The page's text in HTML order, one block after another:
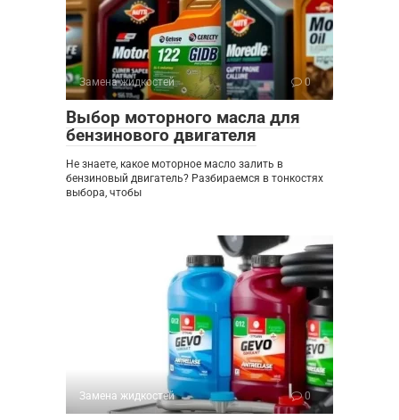
Замена жидкостей 0
Выбор моторного масла для
бензинового двигателя
Не знаете, какое моторное масло залить в
бензиновый двигатель? Разбираемся в тонкостях
выбора, чтобы
Замена жидкостей 0